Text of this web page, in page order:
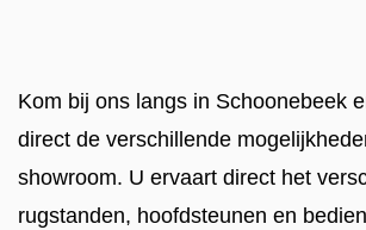
Kom bij ons langs in Schoonebeek
direct de verschillende
showroom. U ervaart direct het
rugstanden, hoofdsteunen en